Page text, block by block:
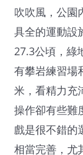
吹吹風，公園
具全的運動設
27.3公頃，綠
有攀岩練習場
米，看精力充
操作卻有些難
戲是很不錯的
相當完善，尤